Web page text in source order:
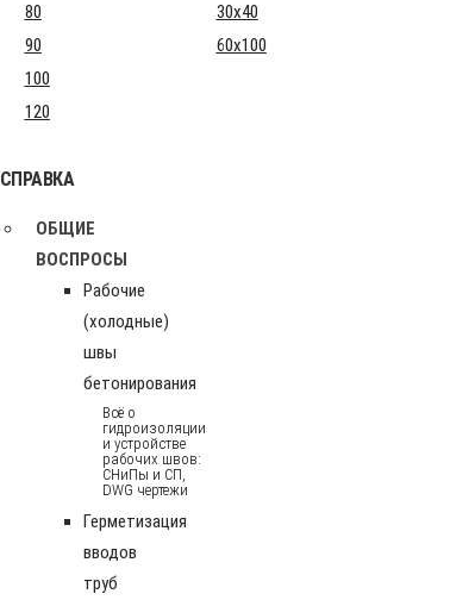
80
30x40
90
60x100
100
120
СПРАВКА
ОБЩИЕ
ВОСПРОСЫ
Рабочие
(холодные)
швы
бетонирования
Всё о
гидроизоляции
и устройстве
рабочих швов:
СНиПы и СП,
DWG чертежи
Герметизация
вводов
труб